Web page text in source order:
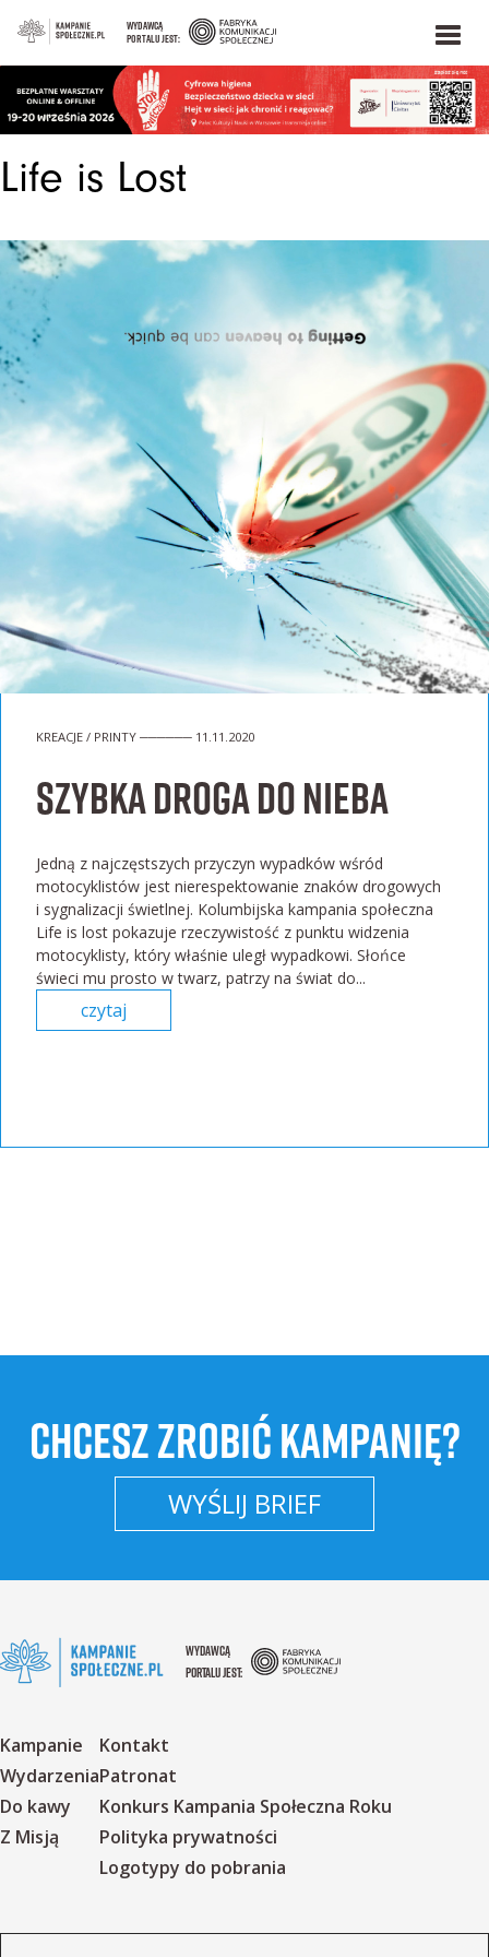
WYDAWCĄ
PORTALU JEST:
Life is Lost
KREACJE / PRINTY ────── 11.11.2020
Szybka droga do nieba
Jedną z najczęstszych przyczyn wypadków wśród
motocyklistów jest nierespektowanie znaków drogowych
i sygnalizacji świetlnej. Kolumbijska kampania społeczna
Life is lost pokazuje rzeczywistość z punktu widzenia
motocyklisty, który właśnie uległ wypadkowi. Słońce
świeci mu prosto w twarz, patrzy na świat do...
czytaj
CHCESZ ZROBIĆ KAMPANIĘ?
WYŚLIJ BRIEF
WYDAWCĄ
PORTALU JEST:
Kampanie
Wydarzenia
Do kawy
Z Misją
Kontakt
Patronat
Konkurs Kampania Społeczna Roku
Polityka prywatności
Logotypy do pobrania